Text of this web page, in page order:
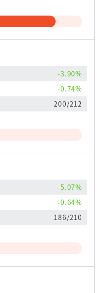
-3.90%
-0.74%
200/212
-5.07%
-0.64%
186/210